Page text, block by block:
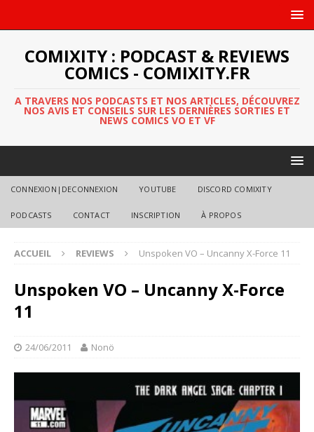
COMIXITY : PODCAST & REVIEWS
COMICS - COMIXITY.FR
A TRAVERS NOS PODCASTS ET NOS ARTICLES, DÉCOUVREZ
NOS AVIS ET CONSEILS SUR LES DERNIÈRES SORTIES ET
NEWS COMICS VO ET VF
CONNEXION|DECONNEXION YOUTUBE DISCORD COMIXITY
PODCASTS CONTACT INSCRIPTION À PROPOS
ACCUEIL REVIEWS Unspoken VO – Uncanny X-Force 11
Unspoken VO – Uncanny X-Force
11
24/06/2011 Nonö